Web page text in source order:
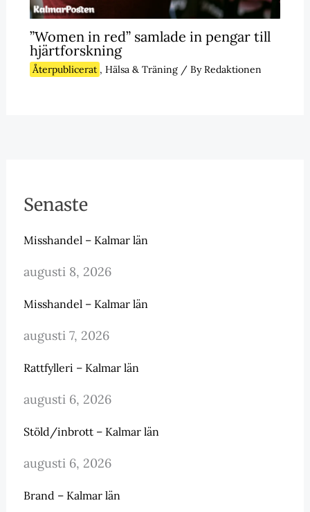
”Women in red” samlade in pengar till
hjärtforskning
Återpublicerat , Hälsa & Träning/ ByRedaktionen
Senaste
Misshandel – Kalmar län
augusti 8, 2026
Misshandel – Kalmar län
augusti 7, 2026
Rattfylleri – Kalmar län
augusti 6, 2026
Stöld/inbrott – Kalmar län
augusti 6, 2026
Brand – Kalmar län